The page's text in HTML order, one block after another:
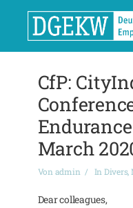
CfP:
March
Von admin In Divers,
Dear colleagues,